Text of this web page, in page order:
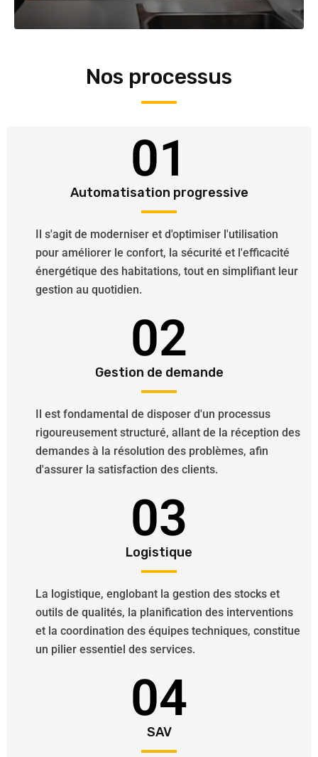
Nos processus
01
Automatisation progressive
Il s'agit de moderniser et d'optimiser l'utilisation
pour améliorer le confort, la sécurité et l'efficacité
énergétique des habitations, tout en simplifiant leur
gestion au quotidien.
02
Gestion de demande
Il est fondamental de disposer d'un processus
rigoureusement structuré, allant de la réception des
demandes à la résolution des problèmes, afin
d'assurer la satisfaction des clients.
03
Logistique
La logistique, englobant la gestion des stocks et
outils de qualités, la planification des interventions
et la coordination des équipes techniques, constitue
un pilier essentiel des services.
04
SAV